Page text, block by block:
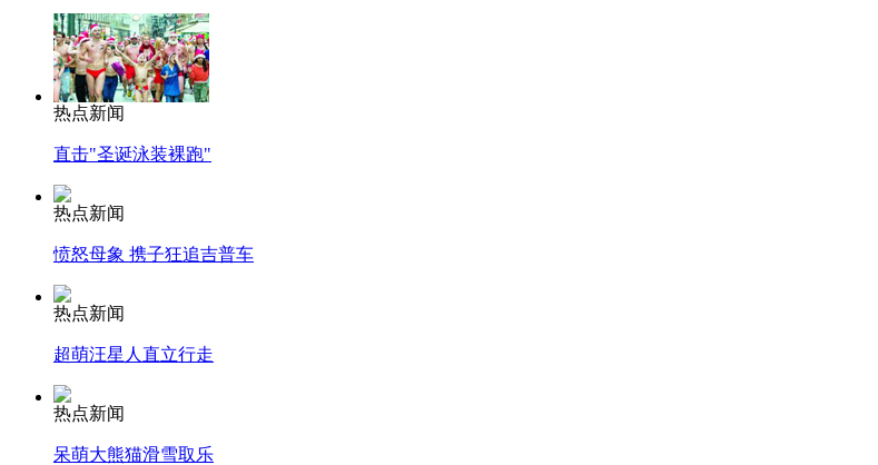
热点新闻
直击"圣诞泳装裸跑"
热点新闻
愤怒母象 携子狂追吉普车
热点新闻
超萌汪星人直立行走
热点新闻
呆萌大熊猫滑雪取乐